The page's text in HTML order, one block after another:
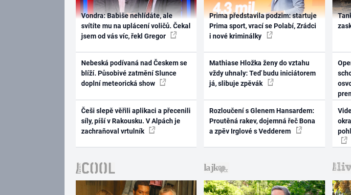
Vondra: Babiše nehlídáte, ale
svítíte mu na uplácení voličů. Čekal
jsem od vás víc, řekl Gregor
Nebeská podívaná nad Českem se
blíží. Působivé zatmění Slunce
doplní meteorická show
Češi slepě věřili aplikaci a přecenili
síly, píší v Rakousku. V Alpách je
zachraňoval vrtulník
Prima představila podzim: startuje
Prima sport, vrací se Polabí, Zrádci
i nové kriminálky
Mathiase Hložka ženy do vztahu
vždy uhnaly: Teď budu iniciátorem
já, slibuje zpěvák
Rozloučení s Glenem Hansardem:
Proutěná rakev, dojemná řeč Bona
a zpěv Irglové s Vedderem